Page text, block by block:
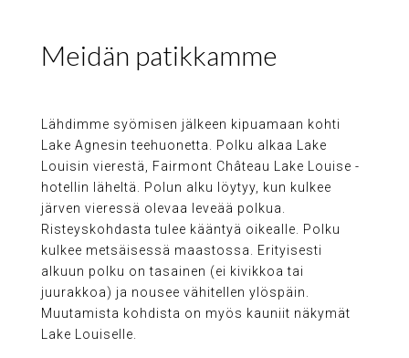
Meidän patikkamme
Lähdimme syömisen jälkeen kipuamaan kohti
Lake Agnesin teehuonetta. Polku alkaa Lake
Louisin vierestä, Fairmont Château Lake Louise -
hotellin läheltä. Polun alku löytyy, kun kulkee
järven vieressä olevaa leveää polkua.
Risteyskohdasta tulee kääntyä oikealle. Polku
kulkee metsäisessä maastossa. Erityisesti
alkuun polku on tasainen (ei kivikkoa tai
juurakkoa) ja nousee vähitellen ylöspäin.
Muutamista kohdista on myös kauniit näkymät
Lake Louiselle.